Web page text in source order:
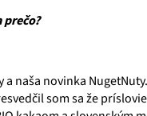
naša novinka
som sa že